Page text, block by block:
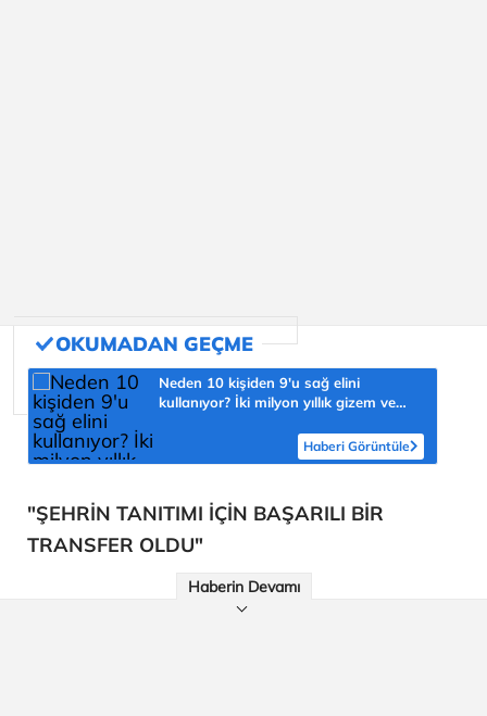
Neden 10 kişiden 9'u sağ elini
kullanıyor? İki milyon yıllık gizem ve
Haberi Görüntüle
"ŞEHRİN TANITIMI İÇİN BAŞARILI BİR
TRANSFER OLDU"
Haberin Devamı